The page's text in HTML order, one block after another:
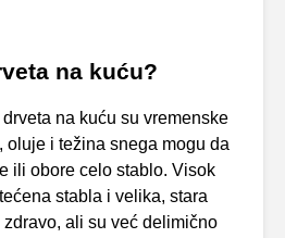
na kuću?
na kuću su vremenske
oluje i težina snega mogu da
ili obore celo stablo. Visok
stabla i velika, stara
ali su već delimično